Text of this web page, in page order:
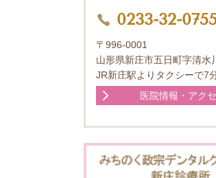
0233-32-
〒996-0001
山形県新庄市五日町字清水
JR新庄駅よりタクシーで7
医院情報・アク